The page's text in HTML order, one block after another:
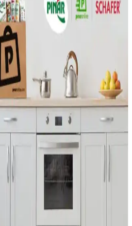
Tamir Edilebilirlik ve
Değişimler
maliyetleri, tamir edilebilirlik ve
şekilleniyor. Maliyet düşürme ve
dayanıklılığını etkiliyor.
Modelleri ve
Çözümler
tamamlandığında sürekli bip sesi
ev entegrasyonları bu uyarı eksikliğini
ve güvenlik değerlendirmeleri de ele
Lityum Demir Fosfat
Araç Teknolojisindeki
LFP batarya, hızlı şarj imkanı ve
Gizlilik Endişeleri